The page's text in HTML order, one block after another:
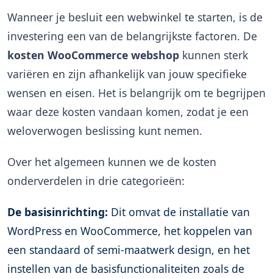
Wanneer je besluit een webwinkel te starten, is de
investering een van de belangrijkste factoren. De
kosten WooCommerce webshop kunnen sterk
variëren en zijn afhankelijk van jouw specifieke
wensen en eisen. Het is belangrijk om te begrijpen
waar deze kosten vandaan komen, zodat je een
weloverwogen beslissing kunt nemen.
Over het algemeen kunnen we de kosten
onderverdelen in drie categorieën:
De basisinrichting: Dit omvat de installatie van
WordPress en WooCommerce, het koppelen van
een standaard of semi-maatwerk design, en het
instellen van de basisfunctionaliteiten zoals de